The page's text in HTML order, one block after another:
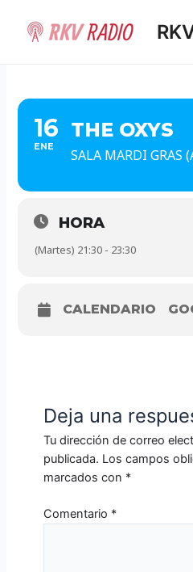
contenido
16
ENE
THE OXYS
SALA MARDI GRAS
HORA
(Martes) 21:30 - 23:30
CALENDARIO
Deja una
Tu dirección de correo
publicada. Los campos
marcados con *
Comentario *